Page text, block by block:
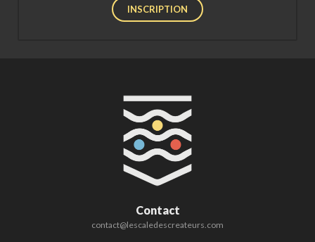
INSCRIPTION
Contact
contact@lescaledescreateurs.com